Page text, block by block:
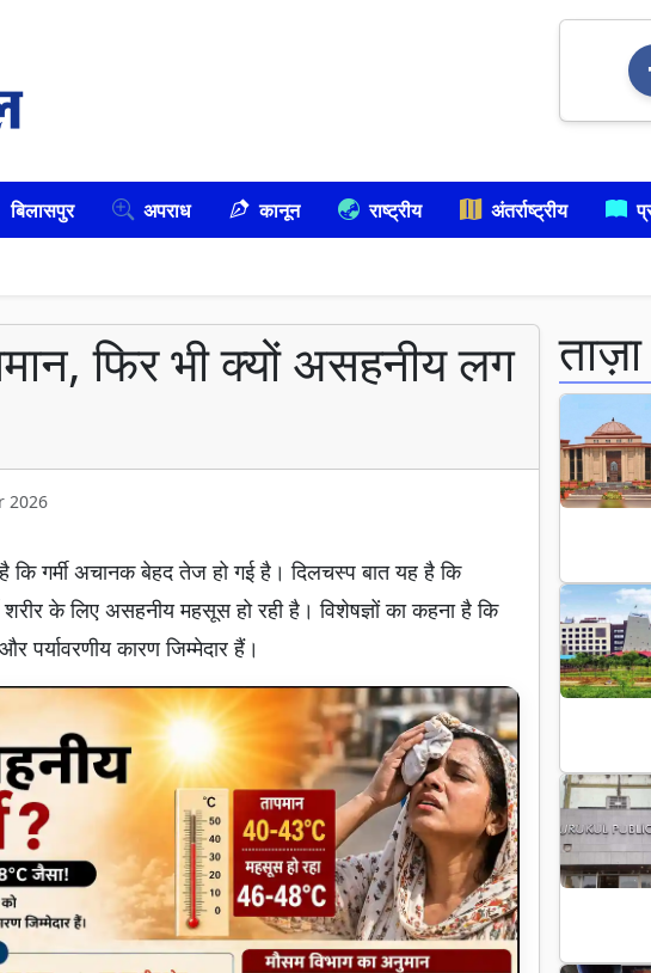
बिलासपुर अपराध कानून राष्ट्रीय अंतर्राष्ट्रीय
फिर भी क्यों असहनीय लग
2026
कि गर्मी अचानक बेहद तेज हो गई है। दिलचस्प बात यह है कि
शरीर के लिए असहनीय महसूस हो रही है। विशेषज्ञों का कहना है कि
पर्यावरणीय कारण जिम्मेदार हैं।